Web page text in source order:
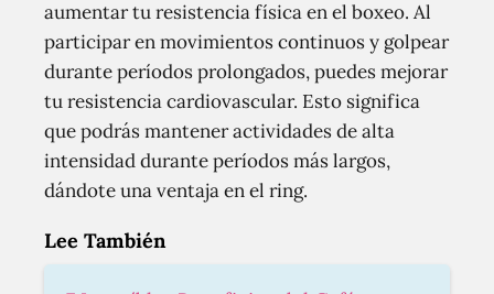
aumentar tu resistencia física en el boxeo. Al
participar en movimientos continuos y golpear
durante períodos prolongados, puedes mejorar
tu resistencia cardiovascular. Esto significa
que podrás mantener actividades de alta
intensidad durante períodos más largos,
dándote una ventaja en el ring.
Lee También